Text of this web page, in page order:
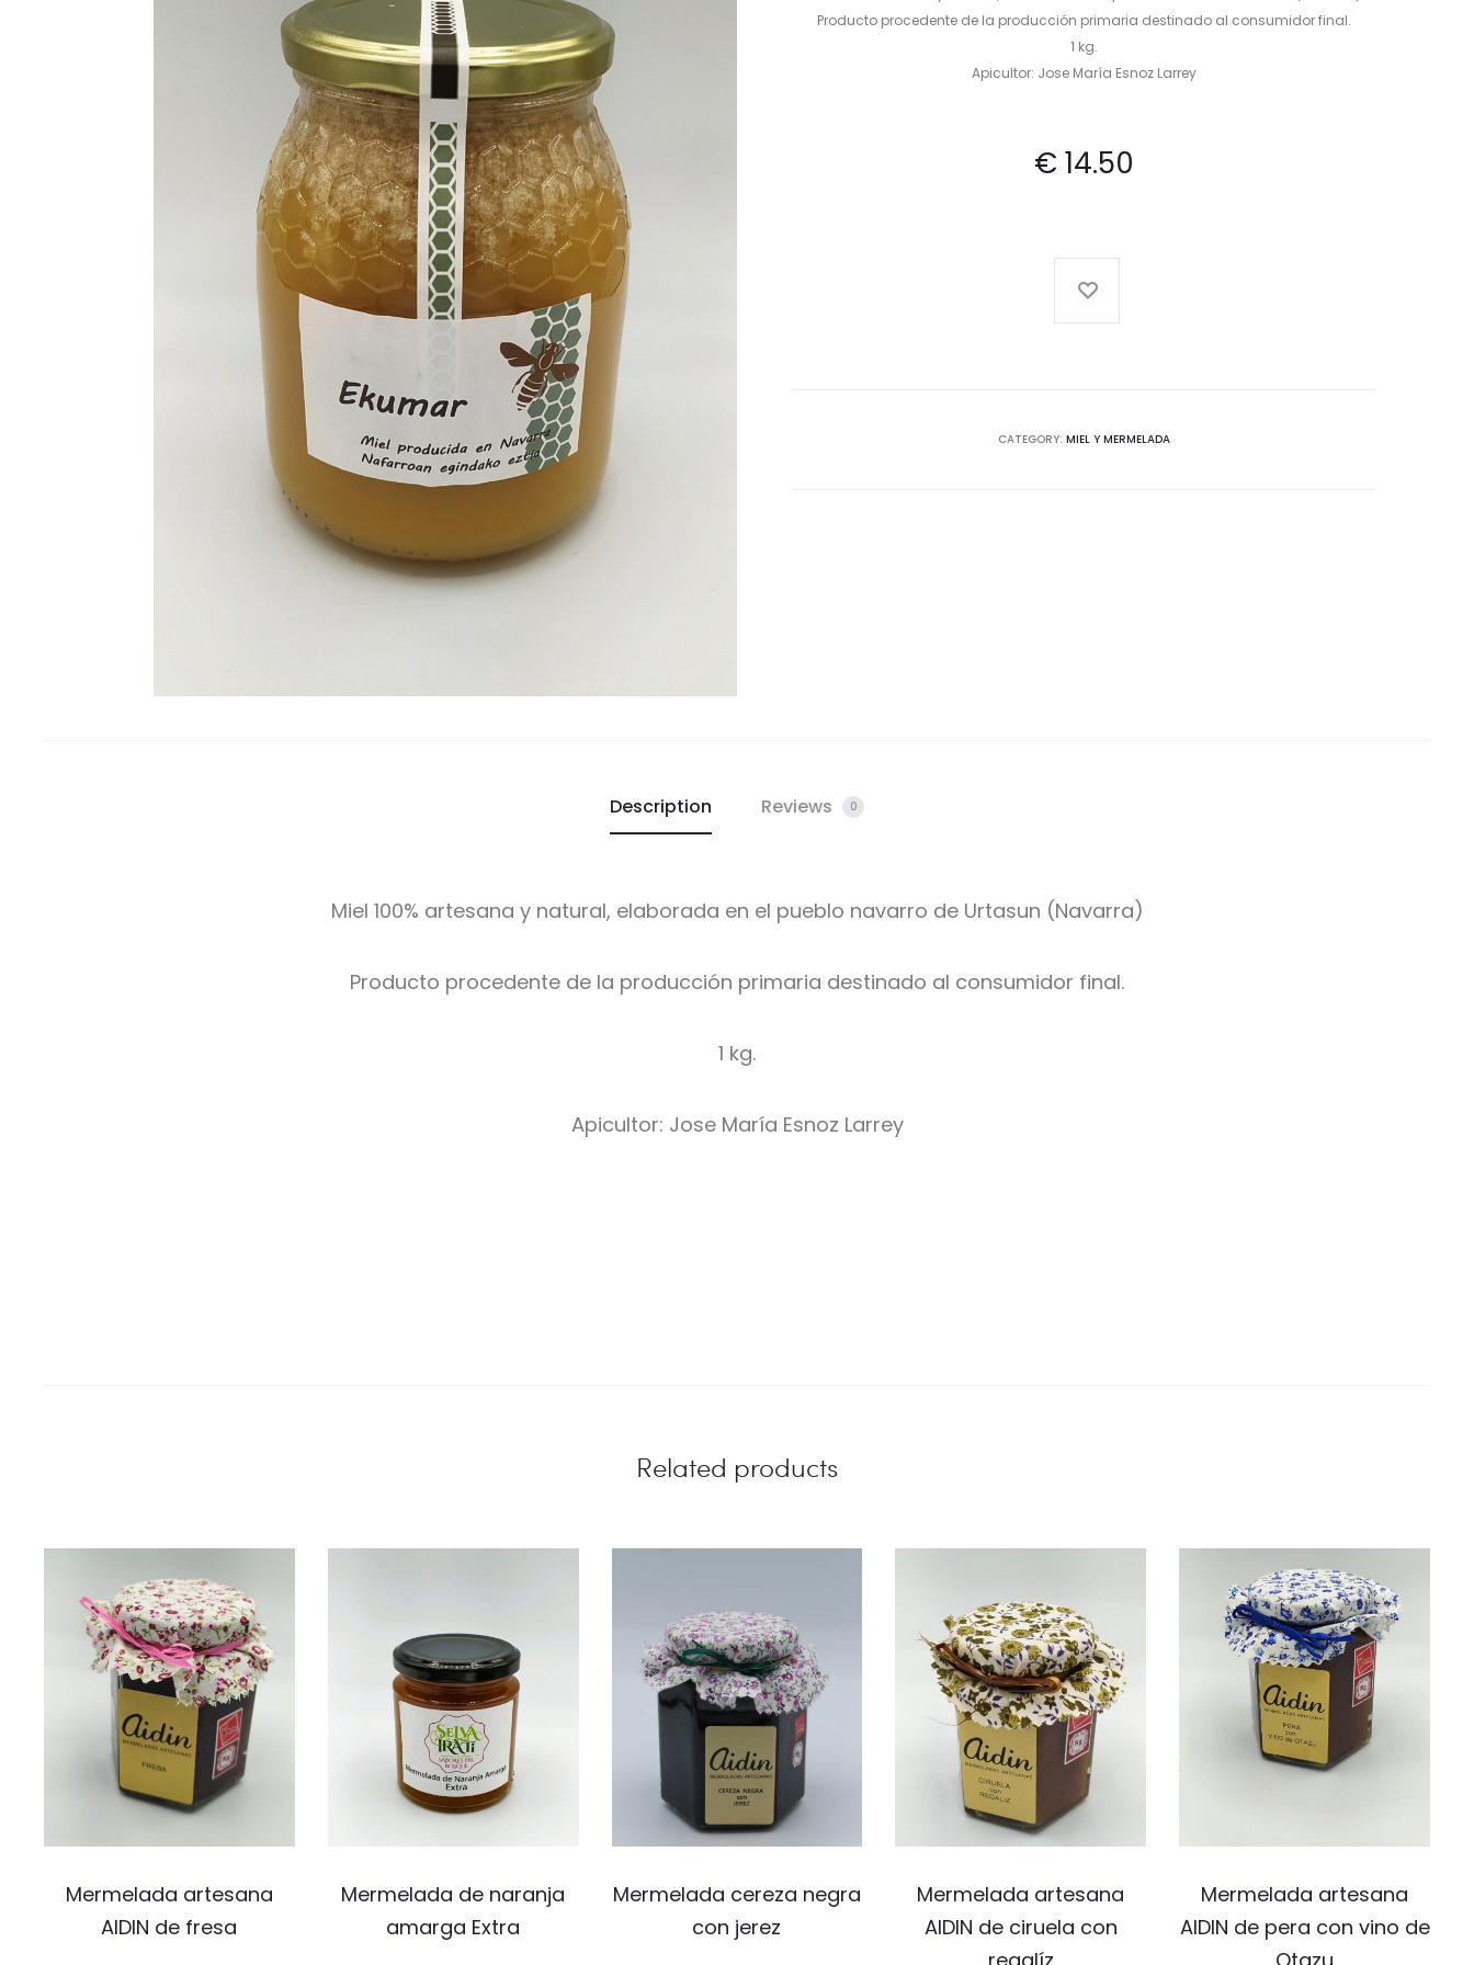
Producto procedente de la producción primaria destinado al consumidor final.
1 kg.
Apicultor: Jose María Esnoz Larrey
€ 14.50
CATEGORY: MIEL Y MERMELADA
Description Reviews 0
Miel 100% artesana y natural, elaborada en el pueblo navarro de Urtasun (Navarra)
Producto procedente de la producción primaria destinado al consumidor final.
1 kg.
Apicultor: Jose María Esnoz Larrey
Related products
Mermelada artesana
AIDIN de fresa
Mermelada de naranja
amarga Extra
Mermelada cereza negra
con jerez
Mermelada artesana
AIDIN de ciruela con
Mermelada artesana
AIDIN de pera con vino de